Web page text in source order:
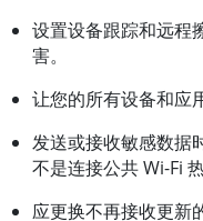
设置设备跟踪和远程
害。
让您的所有设备和应
发送或接收敏感数据
不是连接公共 Wi-Fi 热
应更换不再接收更新